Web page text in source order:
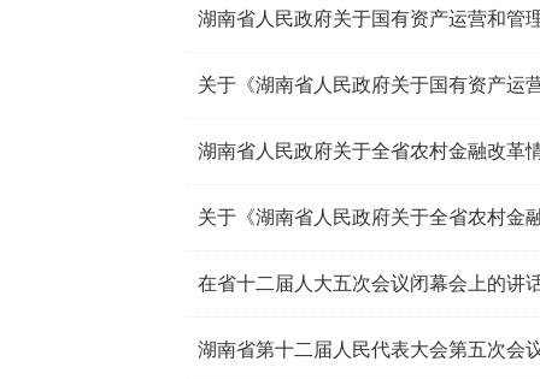
湖南省人民政府关于国有资产运营和管
湖南省人民政府关于全省农村金融改革
在省十二届人大五次会议闭幕会上的讲
湖南省第十二届人民代表大会第五次会